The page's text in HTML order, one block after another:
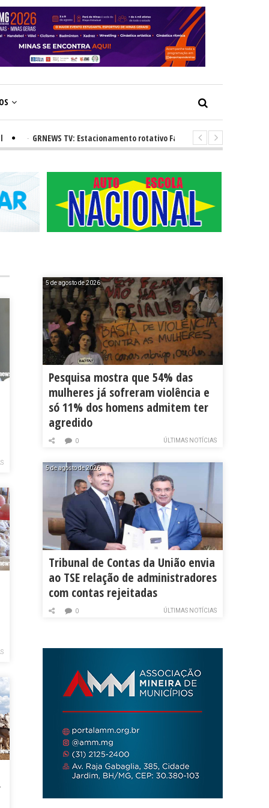
GRNEWS TV: Estacionamento rotativo Faixa Azul e novos radares
5 de agosto de 2026
Pesquisa mostra que 54% das
mulheres já sofreram violência e
só 11% dos homens admitem ter
agredido
ÚLTIMAS NOTÍCIAS
0
5 de agosto de 2026
Tribunal de Contas da União envia
ao TSE relação de administradores
com contas rejeitadas
ÚLTIMAS NOTÍCIAS
0